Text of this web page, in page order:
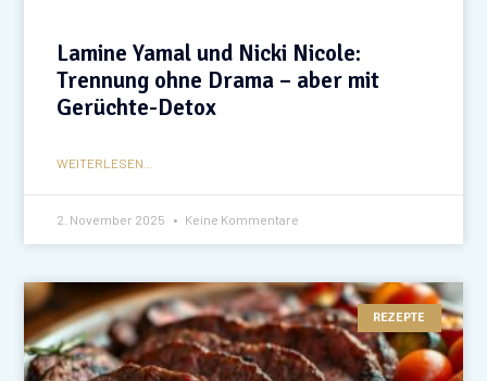
Lamine Yamal und Nicki Nicole:
Trennung ohne Drama – aber mit
Gerüchte-Detox
WEITERLESEN...
2. November 2025 Keine Kommentare
REZEPTE